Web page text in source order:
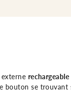
rechargeable
bouton se trouvant